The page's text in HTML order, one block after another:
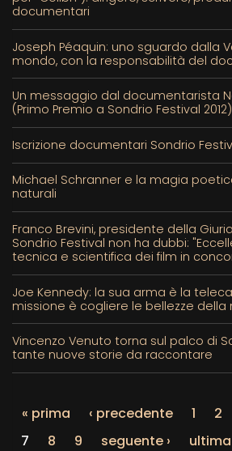
documentari
Joseph Péaquin: uno sguardo dalla
mondo, con la responsabilità del
Un messaggio dal documentarista
(Primo Premio a Sondrio Festival 2012)
Iscrizione documentari Sondrio
Michael Schranner e la magia
naturali
Franco Brevini, presidente della
Sondrio Festival non ha dubbi:
tecnica e scientifica dei film in
Joe Kennedy: la sua arma è la
missione è cogliere le bellezze della
Vincenzo Venuto torna sul palco di
tante nuove storie da raccontare
« prima ‹ precedente 1 2
7
8 9 seguente › ultima